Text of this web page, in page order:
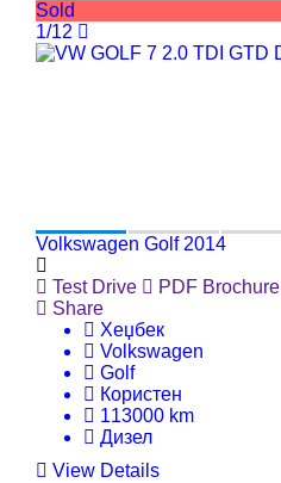
Sold
1/12
Volkswagen Golf 2014
Test Drive
PDF Brochure
Share
Хеџбек
Volkswagen
Golf
Користен
113000 km
Дизел
View Details